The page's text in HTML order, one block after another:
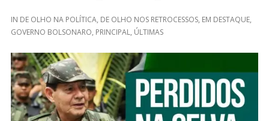
IN DE OLHO NA POLÍTICA, DE OLHO NOS RETROCESSOS, EM DESTAQUE,
GOVERNO BOLSONARO, PRINCIPAL, ÚLTIMAS